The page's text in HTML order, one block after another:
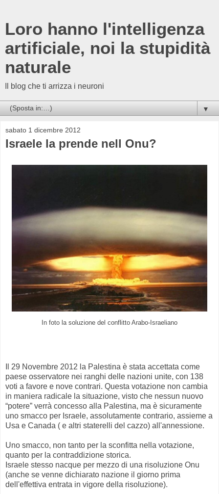
Loro hanno l'intelligenza
artificiale, noi la stupidità
naturale
Il blog che ti arrizza i neuroni
▼
sabato 1 dicembre 2012
Israele la prende nell Onu?
In foto la soluzione del conflitto Arabo-Israeliano
Il 29 Novembre 2012 la Palestina è stata accettata come
paese osservatore nei ranghi delle nazioni unite, con 138
voti a favore e nove contrari. Questa votazione non cambia
in maniera radicale la situazione, visto che nessun nuovo
“potere” verrà concesso alla Palestina, ma è sicuramente
uno smacco per Israele, assolutamente contrario, assieme a
Usa e Canada ( e altri staterelli del cazzo) all'annessione.
Uno smacco, non tanto per la sconfitta nella votazione,
quanto per la contraddizione storica.
Israele stesso nacque per mezzo di una risoluzione Onu
(anche se venne dichiarato nazione il giorno prima
dell'effettiva entrata in vigore della risoluzione).